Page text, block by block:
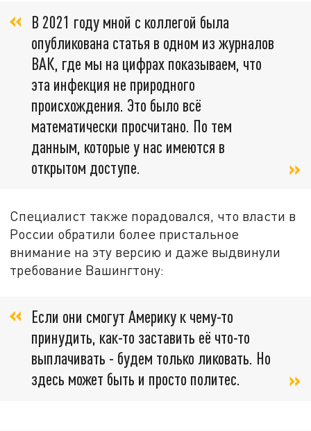
В 2021 году мной с коллегой была
опубликована статья в одном из журналов
ВАК, где мы на цифрах показываем, что
эта инфекция не природного
происхождения. Это было всё
математически просчитано. По тем
данным, которые у нас имеются в
открытом доступе.
Специалист также порадовался, что власти в
России обратили более пристальное
внимание на эту версию и даже выдвинули
требование Вашингтону:
Если они смогут Америку к чему-то
принудить, как-то заставить её что-то
выплачивать - будем только ликовать. Но
здесь может быть и просто политес.